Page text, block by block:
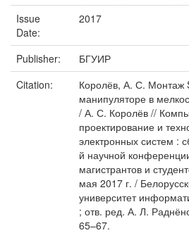
Issue
Date:
2017
Publisher:
БГУИР
Citation:
Королёв, А. С. Монтаж
манипуляторе в
/ А. С. Королёв //
проектирование и
электронных систем :
й научной
магистрантов и
мая 2017 г. /
университет
; отв. ред. А. Л.
65–67.